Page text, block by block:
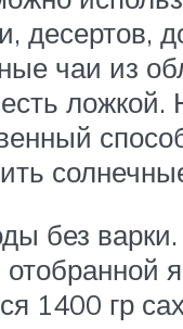
десертов,
чаи из
ложкой.
без
1400 гр